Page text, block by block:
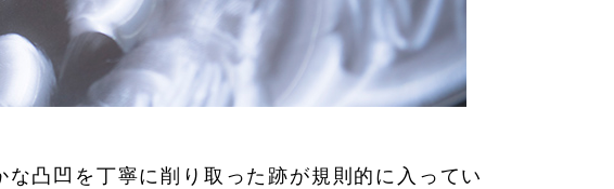
凸凹を丁寧に削り取った跡が規則的に入ってい